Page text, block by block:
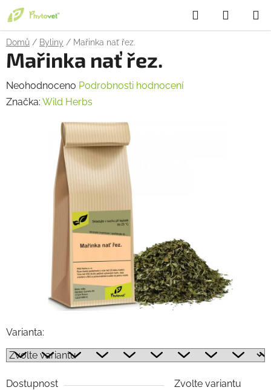
Přejít
na
obsah
Hledat
KOŠÍK
Domů / Byliny / Mařinka nať řez.
Varianta:
Dostupnost
Zvolte variantu
Mařinka nať řez.
Průměrné
hodnocení
Neohodnoceno Podrobnosti hodnocení
Značka: Wild Herbs